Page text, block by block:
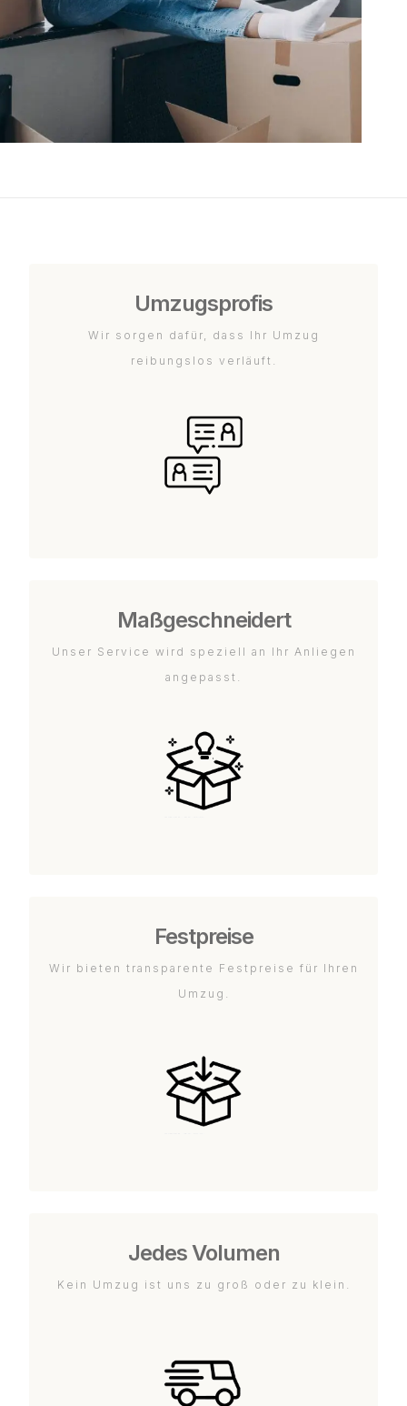
Umzugsprofis
Wir sorgen dafür, dass Ihr Umzug
reibungslos verläuft.
Maßgeschneidert
Unser Service wird speziell an Ihr Anliegen
angepasst.
Festpreise
Wir bieten transparente Festpreise für Ihren
Umzug.
Jedes Volumen
Kein Umzug ist uns zu groß oder zu klein.